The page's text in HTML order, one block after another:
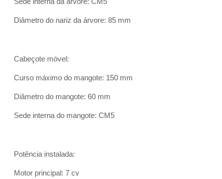
Sede interna da árvore: CM5
Diâmetro do nariz da árvore: 85 mm
Cabeçote móvel:
Curso máximo do mangote: 150 mm
Diâmetro do mangote: 60 mm
Sede interna do mangote: CM5
Potência instalada:
Motor principal: 7 cv